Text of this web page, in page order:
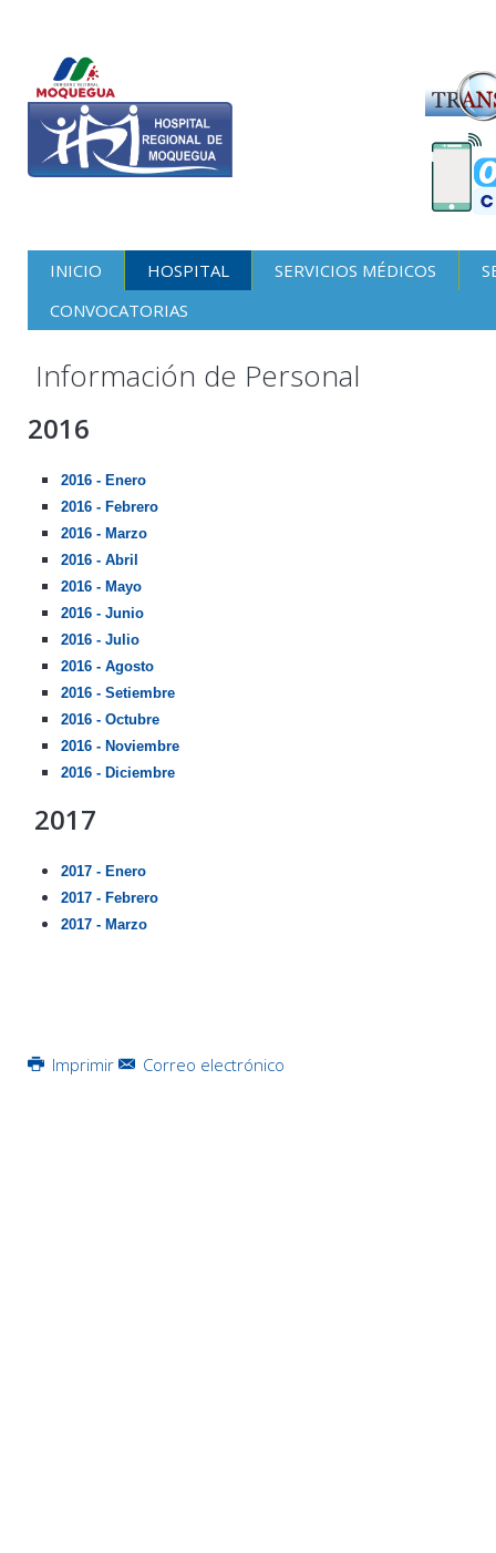
INICIO HOSPITAL SERVICIOS MÉDICOS
CONVOCATORIAS
Información de Personal
2016
2016 - Enero
2016 - Febrero
2016 - Marzo
2016 - Abril
2016 - Mayo
2016 - Junio
2016 - Julio
2016 - Agosto
2016 - Setiembre
2016 - Octubre
2016 - Noviembre
2016 - Diciembre
2017
2017 - Enero
2017 - Febrero
2017 - Marzo
Imprimir Correo electrónico